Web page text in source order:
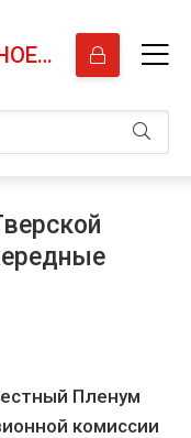
ТВЕРСКОЕ ОБЛАСТНОЕ ОТДЕЛЕНИЕ КПРФ
Пленум
комиссии